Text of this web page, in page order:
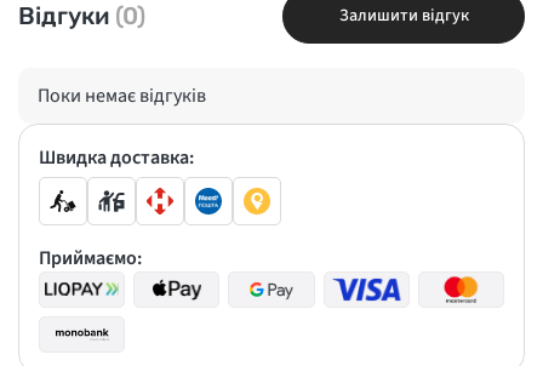
Відгуки (0) Залишити відгук
Поки немає відгуків
Швидка доставка:
Приймаємо: